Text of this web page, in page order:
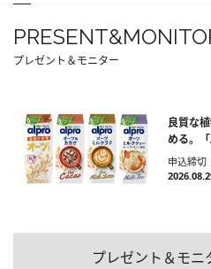
プレゼント＆モニター
良質な
める。
申込締切
プレゼント＆モニ